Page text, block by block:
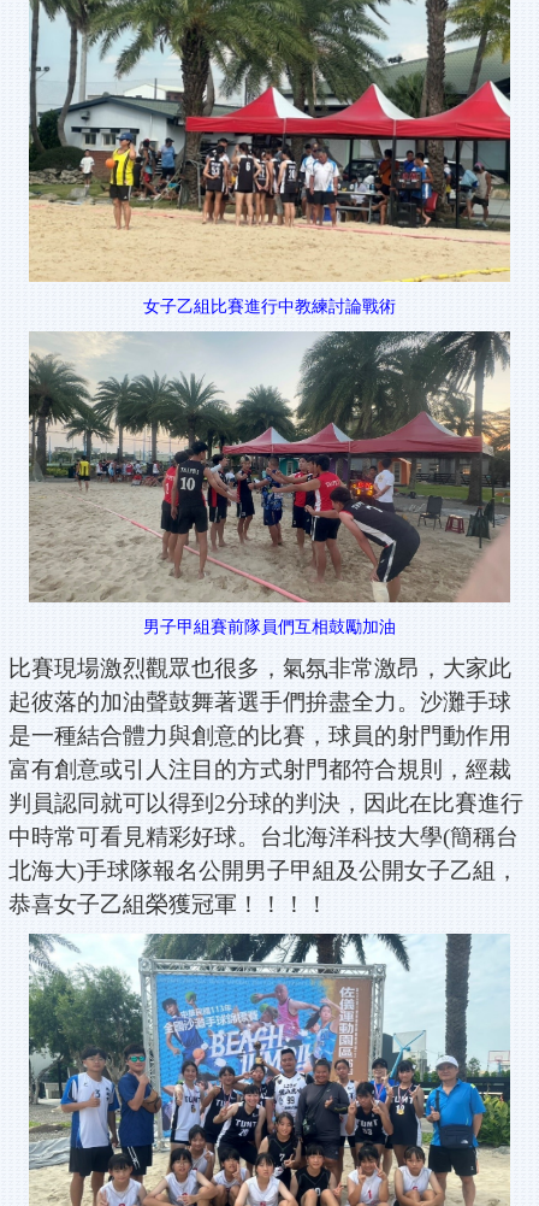
女子乙組比賽進行中教練討論戰術
男子甲組賽前隊員們互相鼓勵加油
比賽現場激烈觀眾也很多，氣氛非常激昂，大家此
起彼落的加油聲鼓舞著選手們拚盡全力。沙灘手球
是一種結合體力與創意的比賽，球員的射門動作用
富有創意或引人注目的方式射門都符合規則，經裁
判員認同就可以得到2分球的判決，因此在比賽進行
中時常可看見精彩好球。台北海洋科技大學(簡稱台
北海大)手球隊報名公開男子甲組及公開女子乙組，
恭喜女子乙組榮獲冠軍！！！！